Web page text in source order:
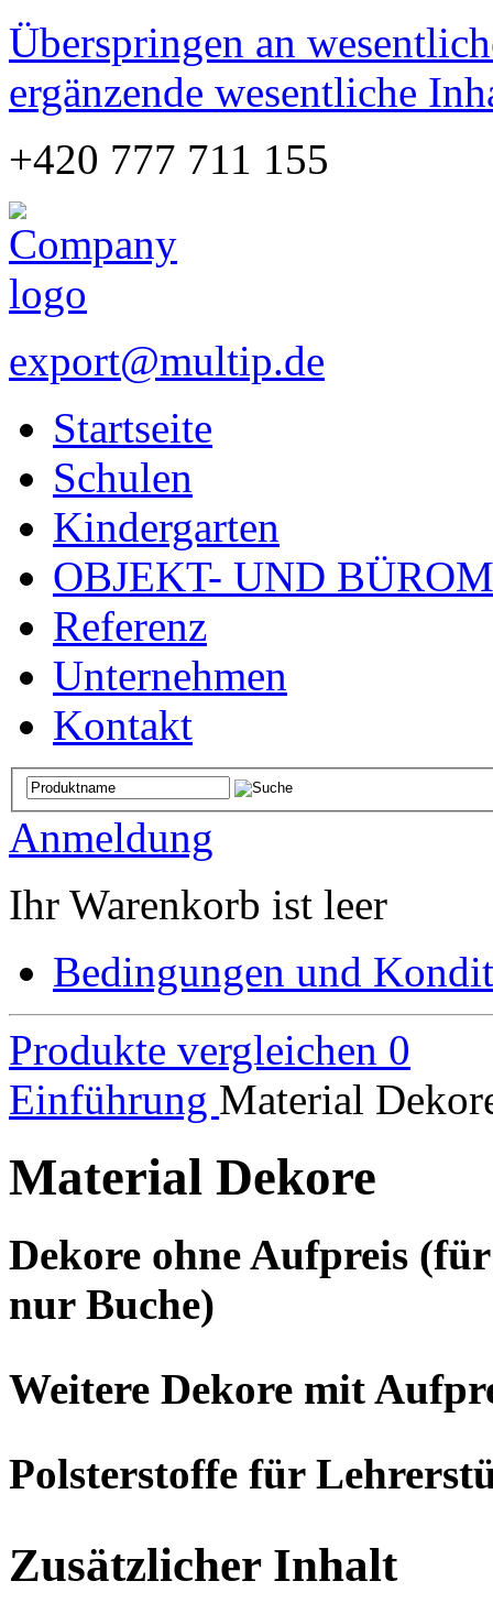
Überspringen an
ergänzende wesentliche
+420 777 711 155
export@multip.de
Startseite
Schulen
Kindergarten
OBJEKT- UND
Referenz
Unternehmen
Kontakt
Anmeldung
Ihr Warenkorb ist leer
Bedingungen und
Produkte vergleichen 0
Einführung Material
Material Dekore
Dekore ohne Aufpreis
nur Buche)
Weitere Dekore mit
Polsterstoffe für
Zusätzlicher Inhalt